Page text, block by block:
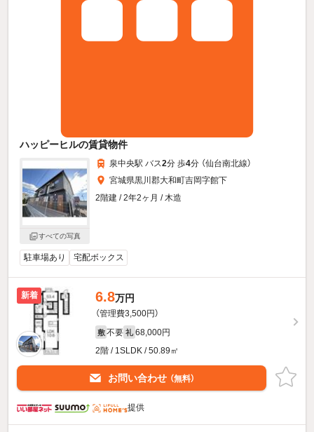
ハッピーヒルの賃貸物件
すべての写真
泉中央駅 バス2分 歩4分 （仙台南北線）
宮城県黒川郡大和町吉岡字館下
2階建 / 2年2ヶ月 / 木造
駐車場あり 宅配ボックス
新着 6.8万円
（管理費3,500円）
敷 不要 礼 68,000円
2階 / 1SLDK / 50.89㎡
お問い合わせ （無料）
提供